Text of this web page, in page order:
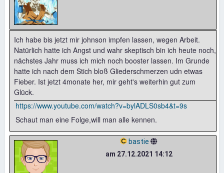
Ich habe bis jetzt mir johnson impfen lassen, wegen Arbeit.
Natürlich hatte ich Angst und wahr skeptisch bin ich heute noch,
nächstes Jahr muss ich mich noch booster lassen. Im Grunde
hatte ich nach dem Stich bloß Gliederschmerzen udn etwas
Fieber. Ist jetzt 4monate her, mir geht's weiterhin gut zum
Glück.
https://www.youtube.com/watch?v=bylADLS0sb4&t=9s
Schaut man eine Folge,will man alle kennen.
bastie
am 27.12.2021 14:12